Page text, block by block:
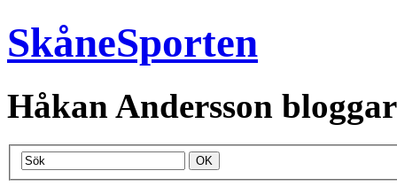
SkåneSporten
Håkan Andersson